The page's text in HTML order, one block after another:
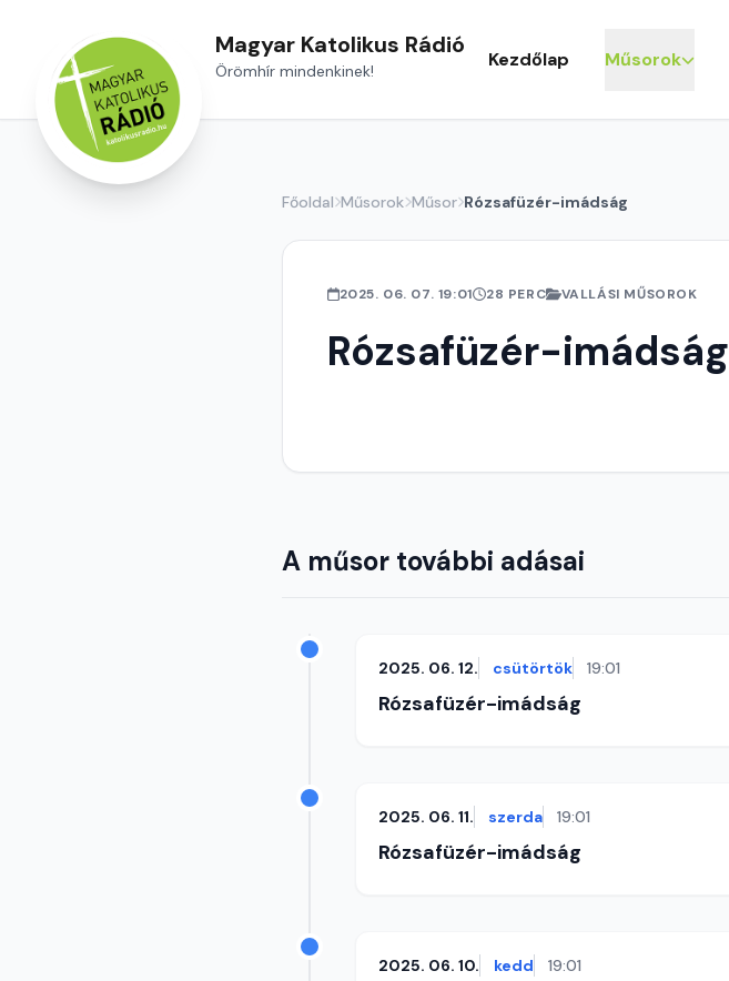
Magyar Katolikus Rádió
Örömhír mindenkinek! Kezdőlap Műsorok
Főoldal Műsorok Műsor Rózsafüzér-imádság
2025. 06. 07. 19:01 28 PERC VALLÁSI MŰSOROK
Rózsafüzér-imádság
A műsor további adásai
2025. 06. 12. csütörtök 19:01
Rózsafüzér-imádság
2025. 06. 11. szerda 19:01
Rózsafüzér-imádság
2025. 06. 10. kedd 19:01